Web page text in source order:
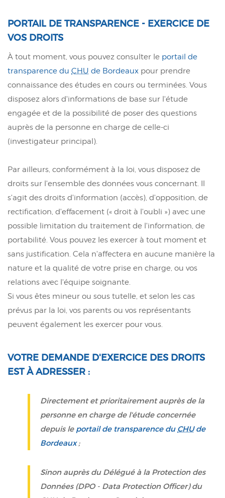
PORTAIL DE TRANSPARENCE - EXERCICE DE
VOS DROITS
À tout moment, vous pouvez consulter le portail de
transparence du CHU de Bordeaux pour prendre
connaissance des études en cours ou terminées. Vous
disposez alors d'informations de base sur l'étude
engagée et de la possibilité de poser des questions
auprès de la personne en charge de celle-ci
(investigateur principal).
Par ailleurs, conformément à la loi, vous disposez de
droits sur l'ensemble des données vous concernant. Il
s'agit des droits d'information (accès), d'opposition, de
rectification, d'effacement (« droit à l'oubli ») avec une
possible limitation du traitement de l'information, de
portabilité. Vous pouvez les exercer à tout moment et
sans justification. Cela n'affectera en aucune manière la
nature et la qualité de votre prise en charge, ou vos
relations avec l'équipe soignante.
Si vous êtes mineur ou sous tutelle, et selon les cas
prévus par la loi, vos parents ou vos représentants
peuvent également les exercer pour vous.
VOTRE DEMANDE D'EXERCICE DES DROITS
EST À ADRESSER :
Directement et prioritairement auprès de la
personne en charge de l'étude concernée
depuis le portail de transparence du CHUde
Bordeaux;
Sinon auprès du Délégué à la Protection des
Données (DPO - Data Protection Officer) du